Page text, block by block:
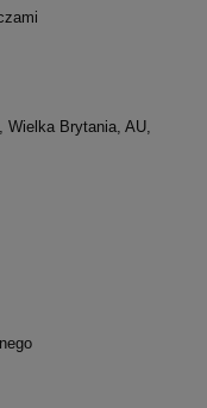
Brytania, AU,